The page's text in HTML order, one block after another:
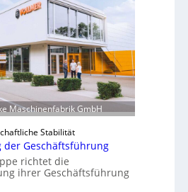
Maschinenfabrik GmbH
Stabilität
der Geschäftsführung
richtet die
ihrer Geschäftsführung